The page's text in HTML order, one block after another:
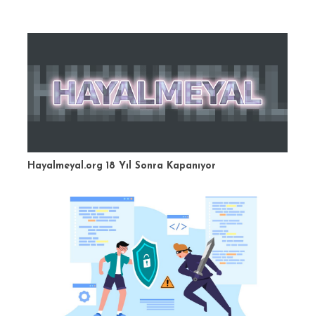
Hayalmeyal.org 18 Yıl Sonra Kapanıyor